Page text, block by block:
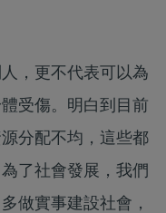
，更不代表可以為
受傷。明白到目前
分配不均，這些都
了社會發展，我們
做實事建設社會，